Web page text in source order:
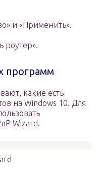
и «Применить».
роутер».
программ
какие есть
на Windows 10. Для
Wizard.